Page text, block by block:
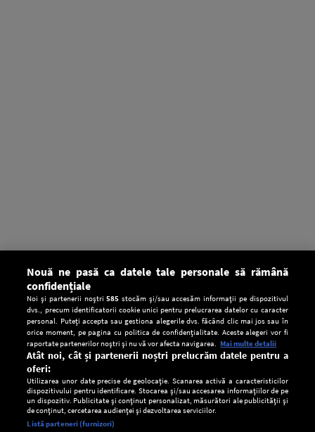
Setări:
Nouă ne pasă ca datele tale personale să rămână
confidențiale
Noi și partenerii noștri585 stocăm și/sau accesăm informații pe dispozitivul
dvs., precum identificatorii cookie unici pentru prelucrarea datelor cu caracter
personal. Puteți accepta sau gestiona alegerile dvs. făcând clic mai jos sau în
orice moment, pe pagina cu politica de confidențialitate. Aceste alegeri vor fi
raportate partenerilor noștri și nu vă vor afecta navigarea. Mai multe detalii
Atât noi, cât și partenerii noștri prelucrăm datele pentru a
oferi:
Utilizarea unor date precise de geolocație. Scanarea activă a caracteristicilor
dispozitivului pentru identificare. Stocarea și/sau accesarea informațiilor de pe
un dispozitiv. Publicitate și conținut personalizat, măsurători ale publicității și
de conținut, cercetarea audienței și dezvoltarea serviciilor.
Listă parteneri (furnizori)